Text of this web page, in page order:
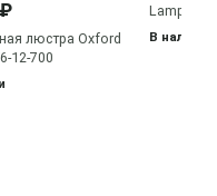
люстра Oxford
12-700
Lamp
В наличии